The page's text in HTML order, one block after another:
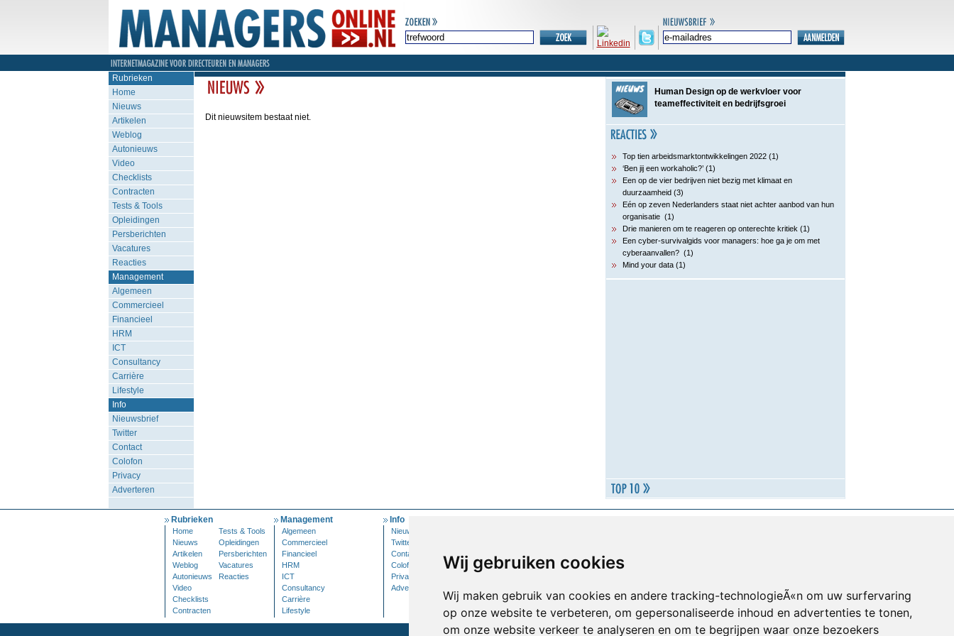
Wij gebruiken cookies
Wij maken gebruik van cookies en andere tracking-technologieÃ«n om uw surfervaring
op onze website te verbeteren, om gepersonaliseerde inhoud en advertenties te tonen,
om onze website verkeer te analyseren en om te begrijpen waar onze bezoekers
Rubrieken
Home
Nieuws
Artikelen
Weblog
Autonieuws
Video
Checklists
Contracten
Tests & Tools
Opleidingen
Persberichten
Vacatures
Reacties
Management
Algemeen
Commercieel
Financieel
HRM
ICT
Consultancy
Carrière
Lifestyle
Info
Nieuwsbrief
Twitter
Contact
Colofon
Privacy
Adverteren
Dit nieuwsitem bestaat niet.
Human Design op de werkvloer voor
teameffectiviteit en bedrijfsgroei
Top tien arbeidsmarktontwikkelingen 2022 (1)
‘Ben jij een workaholic?’ (1)
Een op de vier bedrijven niet bezig met klimaat en
duurzaamheid (3)
Eén op zeven Nederlanders staat niet achter aanbod van hun
organisatie (1)
Drie manieren om te reageren op onterechte kritiek (1)
Een cyber-survivalgids voor managers: hoe ga je om met
cyberaanvallen? (1)
Mind your data (1)
Rubrieken
Home
Tests & Tools
Nieuws
Opleidingen
Artikelen
Persberichten
Weblog
Vacatures
Autonieuws
Reacties
Video
Checklists
Contracten
Management
Algemeen
Commercieel
Financieel
HRM
ICT
Consultancy
Carrière
Lifestyle
Info
Nieuwsbrief
Twitter
Contact
Colofon
Privacy
Adverteren